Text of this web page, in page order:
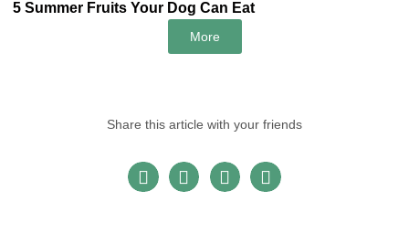
5 Summer Fruits Your Dog Can Eat
More
Share this article with your friends